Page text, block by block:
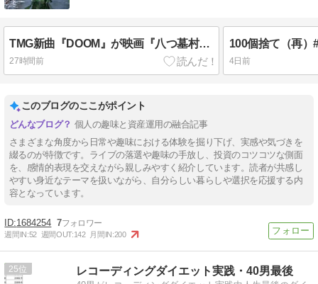
TMG新曲『DOOM』が映画『八つ墓村』主題歌に
27時間前 4日前
このブログのここがポイント
個人の趣味と資産運用の融合記事
さまざまな角度から日常や趣味における体験を掘り下げ、実感や気づきを
綴るのが特徴です。ライブの落選や趣味の手放し、投資のコツコツな側面
を、感情的表現を交えながら親しみやすく紹介しています。読者が共感し
やすい身近なテーマを扱いながら、自分らしい暮らしや選択を応援する内
容となっています。
1684254 7
週間IN:52 週間OUT:142 月間IN:200
25 レコーディングダイエット実践・40男最後